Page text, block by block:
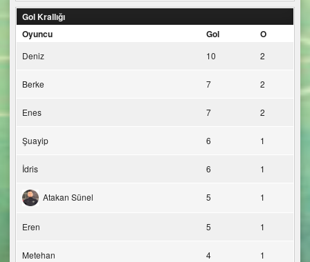
Gol Krallığı
Oyuncu
Gol O
Deniz 10 2
Berke 7 2
Enes 7 2
Şuayip 6 1
İdris 6 1
Atakan Sünel 5 1
Eren 5 1
Metehan 4 1